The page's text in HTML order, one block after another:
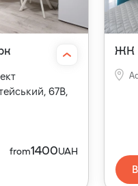
67В,
from1400UAH
ЖК